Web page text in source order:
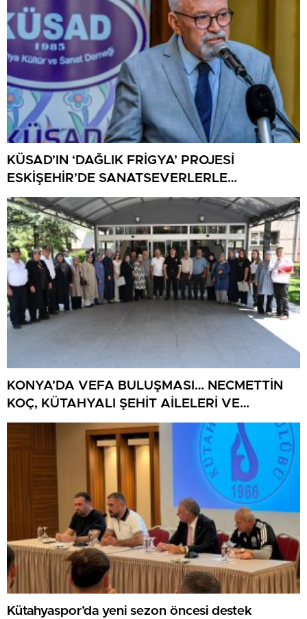
KÜSAD’IN ‘DAĞLIK FRİGYA’ PROJESİ
ESKİŞEHİR’DE SANATSEVERLERLE
BULUŞUYOR
KONYA’DA VEFA BULUŞMASI… NECMETTİN
KOÇ, KÜTAHYALI ŞEHİT AİLELERİ VE
GAZİLERİ AĞIRLADI
Kütahyaspor’da yeni sezon öncesi destek